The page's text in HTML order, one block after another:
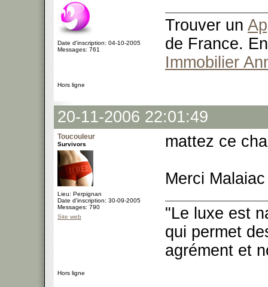
Date d'inscription: 04-10-2005
Messages: 761
Trouver un
de France.
Immobilier
Hors ligne
20-11-2006 22:01:49
Toucouleur
Survivors
Lieu: Perpignan
Date d'inscription: 30-09-2005
Messages: 790
Site web
mattez ce
Merci Malaiac
"Le luxe est
qui permet
agrément et
Hors ligne